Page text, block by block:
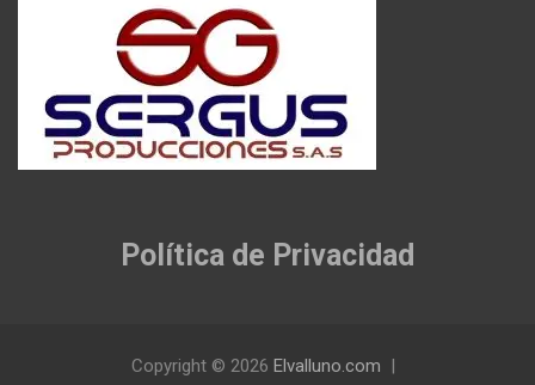
Política de Privacidad
Copyright © 2026 Elvalluno.com